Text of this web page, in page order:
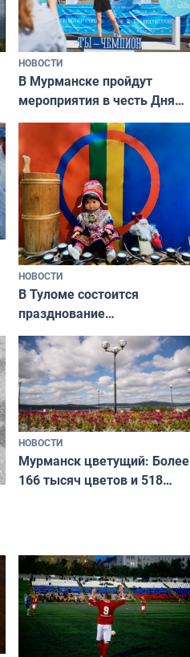
НОВОСТИ
В Мурманске пройдут
мероприятия в честь Дня
физкультурника
НОВОСТИ
В Туломе состоится
празднование
Международного дня
коренных народов мира
НОВОСТИ
Мурманск цветущий: Более
166 тысяч цветов и 518